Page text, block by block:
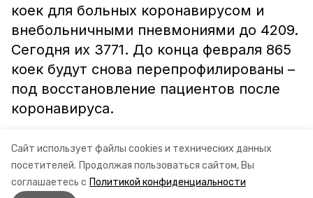
Сайт использует файлы cookies и технических данных
посетителей. Продолжая пользоваться сайтом, Вы
соглашаетесь с Политикой конфиденциальности
коек для больных коронавирусом и
внебольничными пневмониями до 4209.
Сегодня их 3771. До конца февраля 865
коек будут снова перепрофилированы –
под восстановление пациентов после
коронавируса.
Информация: Министерство здравоохранения
Ставропольского края